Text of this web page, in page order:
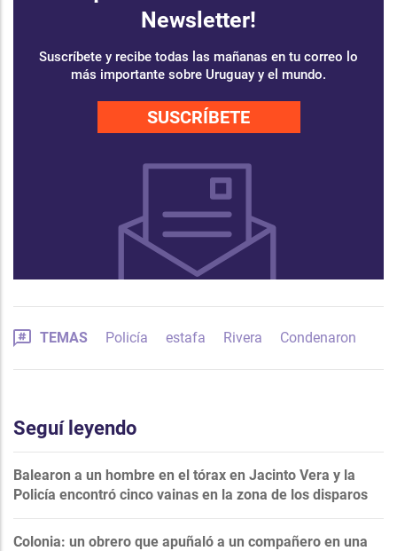
Newsletter!
Suscríbete y recibe todas las mañanas en tu correo lo
más importante sobre Uruguay y el mundo.
SUSCRÍBETE
TEMAS Policía estafa Rivera Condenaron
Seguí leyendo
Balearon a un hombre en el tórax en Jacinto Vera y la
Policía encontró cinco vainas en la zona de los disparos
Colonia: un obrero que apuñaló a un compañero en una